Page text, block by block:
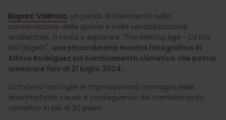
Bioparc València, un punto di riferimento nella
conservazione delle specie e nella sensibilizzazione
ambientale, ti invita a esplorare "The Melting Age - La Età
del Disgelo", una straordinaria mostra fotografica di
Alfons Rodríguez sul cambiamento climatico che potrai
ammirare fino al 21 luglio 2024.
La mostra raccoglie le impressionanti immagini delle
drammatiche cause e conseguenze del cambiamento
climatico in più di 30 paesi.